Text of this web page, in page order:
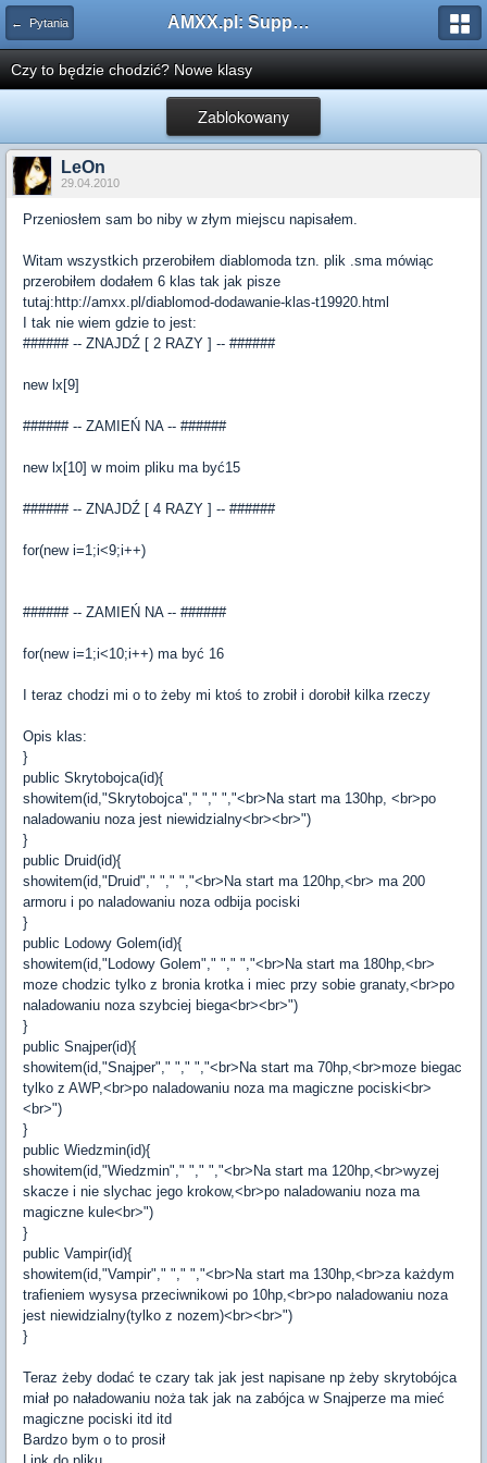
← Pytania AMXX.pl: Support AMX Mod X i SourceMod
Czy to będzie chodzić? Nowe klasy
Zablokowany
LeOn
29.04.2010
Przeniosłem sam bo niby w złym miejscu napisałem.
Witam wszystkich przerobiłem diablomoda tzn. plik .sma mówiąc
przerobiłem dodałem 6 klas tak jak pisze
tutaj:http://amxx.pl/diablomod-dodawanie-klas-t19920.html
I tak nie wiem gdzie to jest:
###### -- ZNAJDŹ [ 2 RAZY ] -- ######
new lx[9]
###### -- ZAMIEŃ NA -- ######
new lx[10] w moim pliku ma być15
###### -- ZNAJDŹ [ 4 RAZY ] -- ######
for(new i=1;i<9;i++)
###### -- ZAMIEŃ NA -- ######
for(new i=1;i<10;i++) ma być 16
I teraz chodzi mi o to żeby mi ktoś to zrobił i dorobił kilka rzeczy
Opis klas:
}
public Skrytobojca(id){
showitem(id,"Skrytobojca"," "," ","<br>Na start ma 130hp, <br>po
naladowaniu noza jest niewidzialny<br><br>")
}
public Druid(id){
showitem(id,"Druid"," "," ","<br>Na start ma 120hp,<br> ma 200
armoru i po naladowaniu noza odbija pociski
}
public Lodowy Golem(id){
showitem(id,"Lodowy Golem"," "," ","<br>Na start ma 180hp,<br>
moze chodzic tylko z bronia krotka i miec przy sobie granaty,<br>po
naladowaniu noza szybciej biega<br><br>")
}
public Snajper(id){
showitem(id,"Snajper"," "," ","<br>Na start ma 70hp,<br>moze biegac
tylko z AWP,<br>po naladowaniu noza ma magiczne pociski<br>
<br>")
}
public Wiedzmin(id){
showitem(id,"Wiedzmin"," "," ","<br>Na start ma 120hp,<br>wyzej
skacze i nie slychac jego krokow,<br>po naladowaniu noza ma
magiczne kule<br>")
}
public Vampir(id){
showitem(id,"Vampir"," "," ","<br>Na start ma 130hp,<br>za każdym
trafieniem wysysa przeciwnikowi po 10hp,<br>po naladowaniu noza
jest niewidzialny(tylko z nozem)<br><br>")
}
Teraz żeby dodać te czary tak jak jest napisane np żeby skrytobójca
miał po naładowaniu noża tak jak na zabójca w Snajperze ma mieć
magiczne pociski itd itd
Bardzo bym o to prosił